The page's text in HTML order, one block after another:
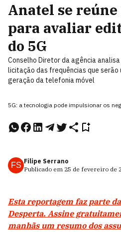
Anatel se
para avaliar
do 5G
Conselho Diretor da agência
licitação das frequências que serão
geração da telefonia móvel
5G: a tecnologia pode impulsionar os
FS Filipe Serrano
Publicado em 25 de fevereiro de
Esta reportagem faz parte
Desperta. Assine
manhãs um resumo dos